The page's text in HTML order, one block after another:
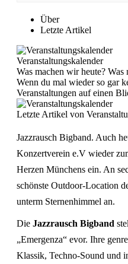
Veranstaltung
Navigation
Über
Letzte Artikel
Veranstaltungskalender
Was machen wir heute?
Wenn du mal wieder so gar
Veranstaltungen auf einen
Letzte Artikel von
Jazzrausch Bigband. Auch
Konzertverein e.V wieder
Herzen Münchens ein. An
schönste Outdoor-Location
unterm Sternenhimmel an.
Die Jazzrausch Bigband
„Emergenza“ evor. Ihre
Klassik, Techno-Sound und